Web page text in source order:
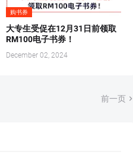
购书券
大专生受促在12月31日前领取
RM100电子书券！
December 02, 2024
前一页